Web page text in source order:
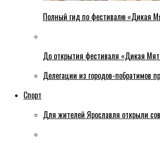
Полный гид по фестивалю «Дикая
До открытия фестиваля «Дикая
Делегации из городов-побратимов
Спорт
Для жителей Ярославля открыли